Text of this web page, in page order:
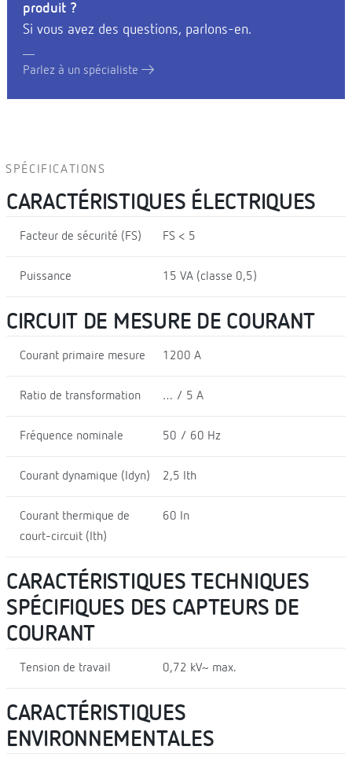
produit ?
Si vous avez des questions, parlons-en.
Parlez à un spécialiste
SPÉCIFICATIONS
CARACTÉRISTIQUES ÉLECTRIQUES
Facteur de sécurité (FS) FS < 5
Puissance 15 VA (classe 0,5)
CIRCUIT DE MESURE DE COURANT
Courant primaire mesure 1200 A
Ratio de transformation … / 5 A
Fréquence nominale 50 / 60 Hz
Courant dynamique (Idyn) 2,5 Ith
Courant thermique de
court-circuit (Ith)
60 In
CARACTÉRISTIQUES TECHNIQUES
SPÉCIFIQUES DES CAPTEURS DE
COURANT
Tension de travail 0,72 kV~ max.
CARACTÉRISTIQUES
ENVIRONNEMENTALES